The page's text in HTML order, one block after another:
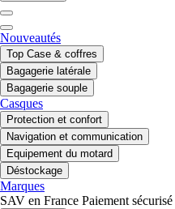
Nouveautés
Top Case & coffres
Bagagerie latérale
Bagagerie souple
Casques
Protection et confort
Navigation et communication
Equipement du motard
Déstockage
Marques
SAV en France Paiement sécurisé